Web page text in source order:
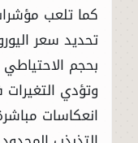
كما تلعب
تحديد سعر
بحجم الاحتياطي
وتؤدي
انعكاسات